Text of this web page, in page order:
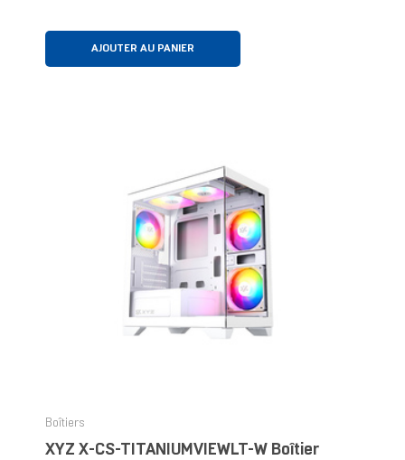
AJOUTER AU PANIER
Boîtiers
XYZ X-CS-TITANIUMVIEWLT-W Boîtier